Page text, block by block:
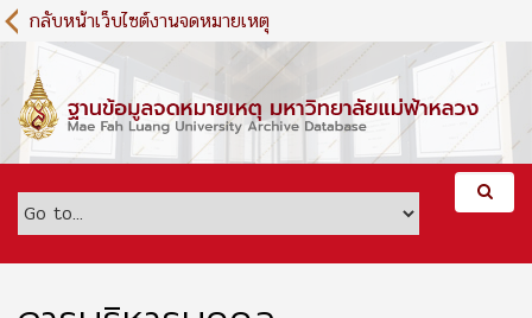
S
k
m
c
กลับหน้าเว็บไซต์งานจดหมายเหตุ